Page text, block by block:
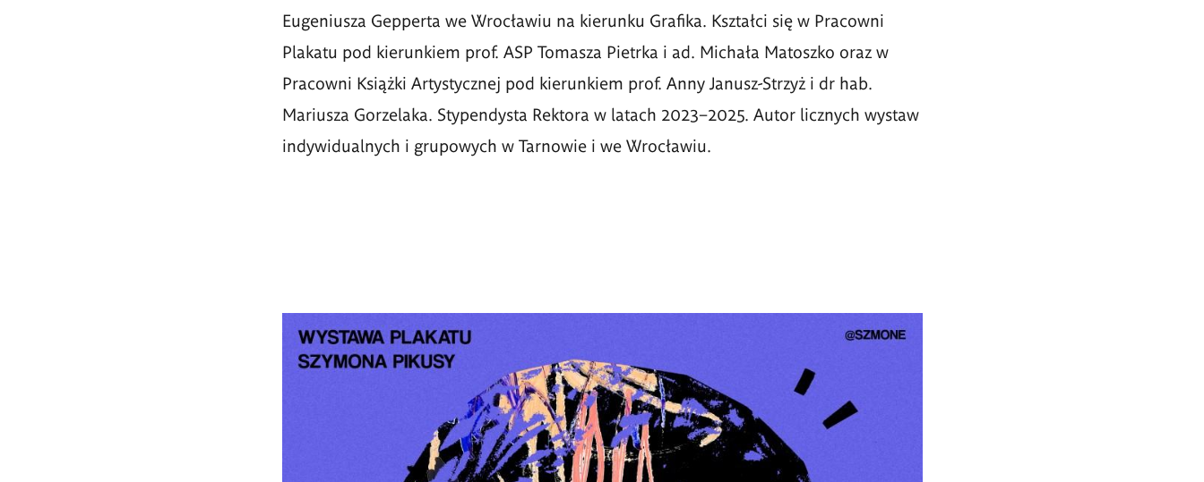
Eugeniusza Gepperta we Wrocławiu na kierunku Grafika. Kształci się w Pracowni
Plakatu pod kierunkiem prof. ASP Tomasza Pietrka i ad. Michała Matoszko oraz w
Pracowni Książki Artystycznej pod kierunkiem prof. Anny Janusz-Strzyż i dr hab.
Mariusza Gorzelaka. Stypendysta Rektora w latach 2023–2025. Autor licznych wystaw
indywidualnych i grupowych w Tarnowie i we Wrocławiu.